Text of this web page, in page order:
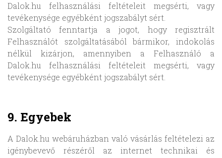
Dalok.hu felhasználási feltételeit megsérti, vagy
tevékenysége egyébként jogszabályt sért.
Szolgáltató fenntartja a jogot, hogy regisztrált
Felhasználót szolgáltatásából bármikor, indokolás
nélkül kizárjon, amennyiben a Felhasználó a
Dalok.hu felhasználási feltételeit megsérti, vagy
tevékenysége egyébként jogszabályt sért.
9. Egyebek
A Dalok.hu webáruházban való vásárlás feltételezi az
igénybevevő részéről az internet technikai és